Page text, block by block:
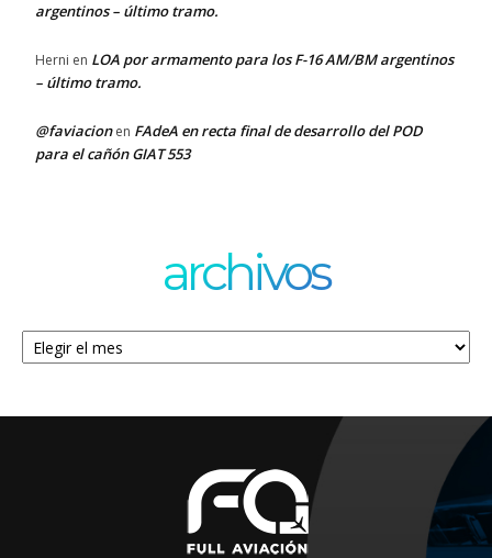
argentinos – último tramo.
Herni en LOA por armamento para los F-16 AM/BM argentinos
– último tramo.
@faviacionen FAdeA en recta final de desarrollo del POD
para el cañón GIAT 553
archivos
Archivos